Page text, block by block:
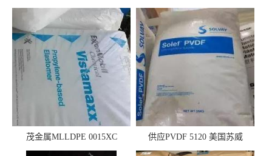
茂金属MLLDPE 0015XC
0019XC 现货
供应PVDF 5120 美国苏威